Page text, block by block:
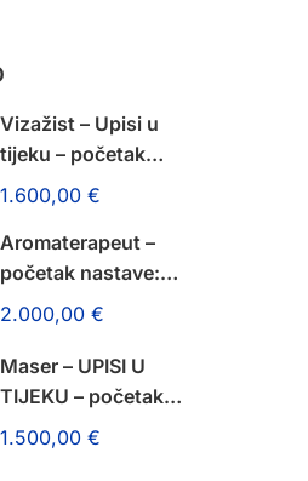
Vizažist – Upisi u
tijeku – početak
nastave: 14. rujna
1.600,00 €
Aromaterapeut –
početak nastave:
14. rujna 2026.!
2.000,00 €
Maser – UPISI U
TIJEKU – početak
nastave: 14. rujna
1.500,00 €